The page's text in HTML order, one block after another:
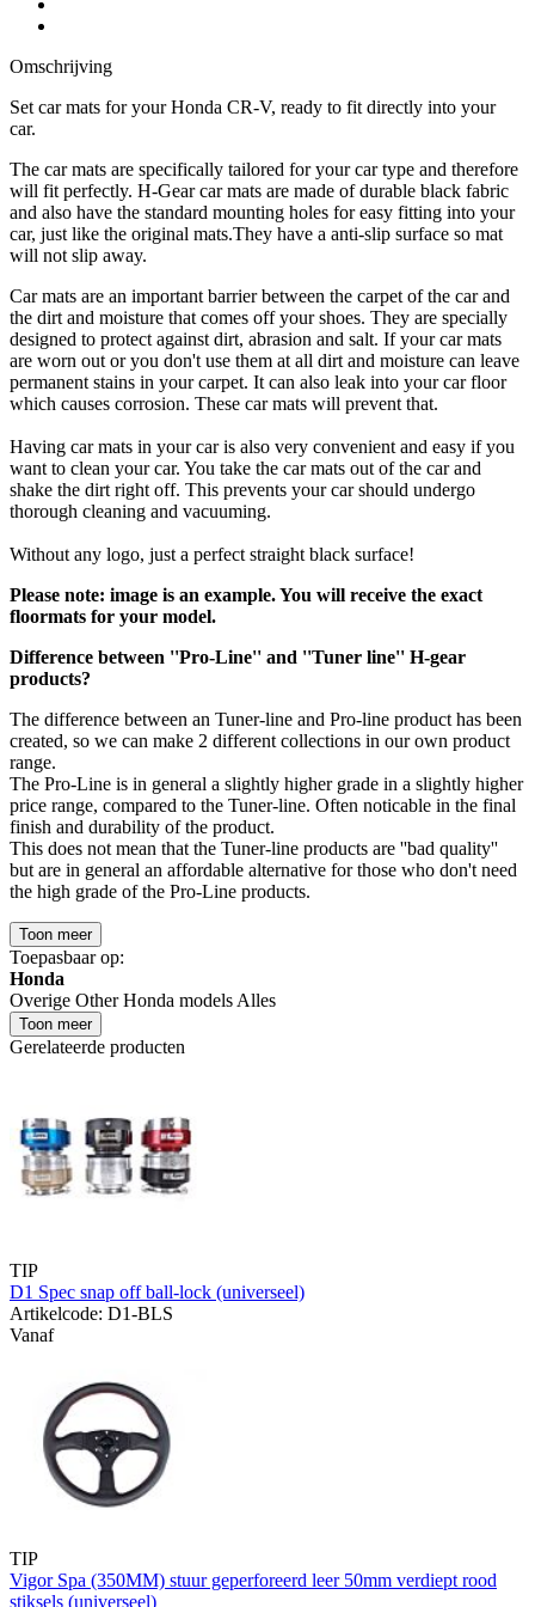
Omschrijving
Set car mats for your Honda CR-V, ready to fit directly into your
car.
The car mats are specifically tailored for your car type and therefore
will fit perfectly. H-Gear car mats are made of durable black fabric
and also have the standard mounting holes for easy fitting into your
car, just like the original mats.They have a anti-slip surface so mat
will not slip away.
Car mats are an important barrier between the carpet of the car and
the dirt and moisture that comes off your shoes. They are specially
designed to protect against dirt, abrasion and salt. If your car mats
are worn out or you don't use them at all dirt and moisture can leave
permanent stains in your carpet. It can also leak into your car floor
which causes corrosion. These car mats will prevent that.
Having car mats in your car is also very convenient and easy if you
want to clean your car. You take the car mats out of the car and
shake the dirt right off. This prevents your car should undergo
thorough cleaning and vacuuming.
Without any logo, just a perfect straight black surface!
Please note: image is an example. You will receive the exact
floormats for your model.
Difference between ''Pro-Line'' and ''Tuner line'' H-gear
products?
The difference between an Tuner-line and Pro-line product has been
created, so we can make 2 different collections in our own product
range.
The Pro-Line is in general a slightly higher grade in a slightly higher
price range, compared to the Tuner-line. Often noticable in the final
finish and durability of the product.
This does not mean that the Tuner-line products are ''bad quality''
but are in general an affordable alternative for those who don't need
the high grade of the Pro-Line products.
Toon meer
Toepasbaar op:
Honda
Overige Other Honda models Alles
Toon meer
Gerelateerde producten
TIP
D1 Spec snap off ball-lock (universeel)
Artikelcode: D1-BLS
Vanaf
TIP
Vigor Spa (350MM) stuur geperforeerd leer 50mm verdiept rood
stiksels (universeel)